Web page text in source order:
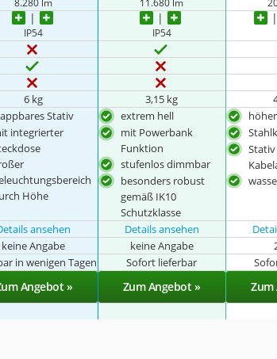
IP54 IP54
6 kg 3,15 kg
Stativ
integrierter
Höhe
extrem hell
mit Powerbank
Funktion
stufenlos dimmbar
besonders robust
gemäß IK10
Schutzklasse
ansehen Details ansehen
keine Angabe keine Angabe
in wenigen Tagen Sofort lieferbar
Angebot » Zum Angebot » Zum